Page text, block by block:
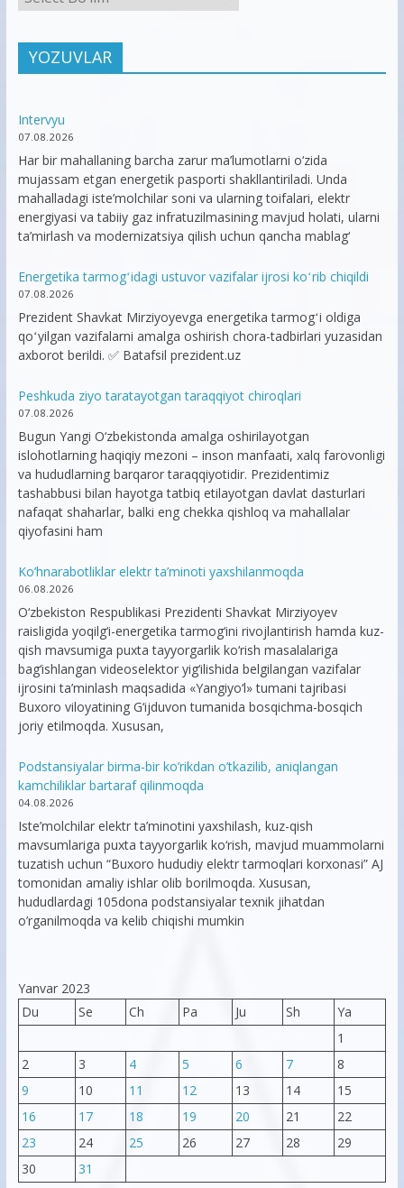
YOZUVLAR
Intervyu
07.08.2026
Har bir mahallaning barcha zarur ma’lumotlarni o‘zida
mujassam etgan energetik pasporti shakllantiriladi. Unda
mahalladagi iste’molchilar soni va ularning toifalari, elektr
energiyasi va tabiiy gaz infratuzilmasining mavjud holati, ularni
ta’mirlash va modernizatsiya qilish uchun qancha mablag‘
Energetika tarmogʻidagi ustuvor vazifalar ijrosi koʻrib chiqildi
07.08.2026
Prezident Shavkat Mirziyoyevga energetika tarmogʻi oldiga
qoʻyilgan vazifalarni amalga oshirish chora-tadbirlari yuzasidan
axborot berildi. ✅ Batafsil prezident.uz
Peshkuda ziyo taratayotgan taraqqiyot chiroqlari
07.08.2026
Bugun Yangi O‘zbekistonda amalga oshirilayotgan
islohotlarning haqiqiy mezoni – inson manfaati, xalq farovonligi
va hududlarning barqaror taraqqiyotidir. Prezidentimiz
tashabbusi bilan hayotga tatbiq etilayotgan davlat dasturlari
nafaqat shaharlar, balki eng chekka qishloq va mahallalar
qiyofasini ham
Ko’hnarabotliklar elektr ta’minoti yaxshilanmoqda
06.08.2026
O‘zbekiston Respublikasi Prezidenti Shavkat Mirziyoyev
raisligida yoqilg‘i-energetika tarmog‘ini rivojlantirish hamda kuz-
qish mavsumiga puxta tayyorgarlik ko‘rish masalalariga
bag‘ishlangan videoselektor yig‘ilishida belgilangan vazifalar
ijrosini ta’minlash maqsadida «Yangiyo‘l» tumani tajribasi
Buxoro viloyatining G‘ijduvon tumanida bosqichma-bosqich
joriy etilmoqda. Xususan,
Podstansiyalar birma-bir ko’rikdan o’tkazilib, aniqlangan
kamchiliklar bartaraf qilinmoqda
04.08.2026
Iste’molchilar elektr ta’minotini yaxshilash, kuz-qish
mavsumlariga puxta tayyorgarlik ko‘rish, mavjud muammolarni
tuzatish uchun “Buxoro hududiy elektr tarmoqlari korxonasi” AJ
tomonidan amaliy ishlar olib borilmoqda. Xususan,
hududlardagi 105dona podstansiyalar texnik jihatdan
o’rganilmoqda va kelib chiqishi mumkin
Yanvar 2023
Du
Se Ch Pa Ju Sh
Ya
1
2
3 4 5 6 7
8
9
10 11 12 13 14
15
16
17 18 19 20 21
22
23
24 25 26 27 28
29
30
31